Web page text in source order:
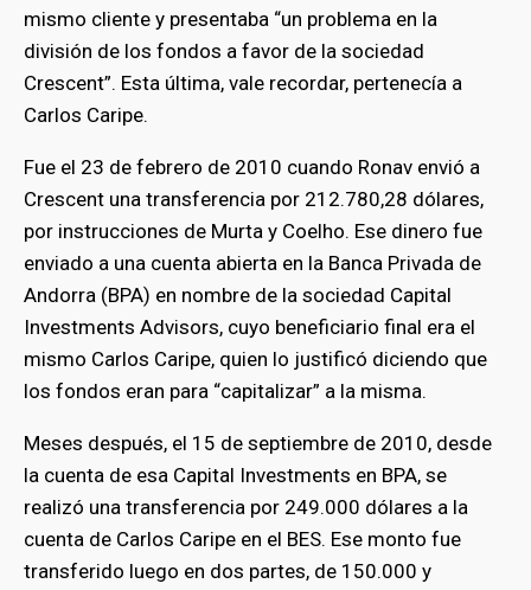
mismo cliente y presentaba “un problema en la
división de los fondos a favor de la sociedad
Crescent”. Esta última, vale recordar, pertenecía a
Carlos Caripe.
Fue el 23 de febrero de 2010 cuando Ronav envió a
Crescent una transferencia por 212.780,28 dólares,
por instrucciones de Murta y Coelho. Ese dinero fue
enviado a una cuenta abierta en la Banca Privada de
Andorra (BPA) en nombre de la sociedad Capital
Investments Advisors, cuyo beneficiario final era el
mismo Carlos Caripe, quien lo justificó diciendo que
los fondos eran para “capitalizar” a la misma.
Meses después, el 15 de septiembre de 2010, desde
la cuenta de esa Capital Investments en BPA, se
realizó una transferencia por 249.000 dólares a la
cuenta de Carlos Caripe en el BES. Ese monto fue
transferido luego en dos partes, de 150.000 y